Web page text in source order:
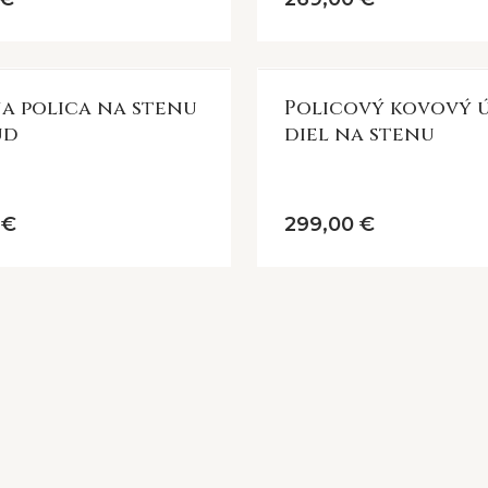
polica na stenu
Policový kovový
diel na stenu
299,00 €